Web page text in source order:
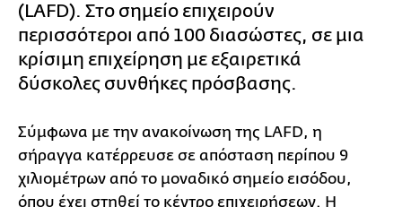
(LAFD). Στο σημείο επιχειρούν
περισσότεροι από 100 διασώστες, σε μια
κρίσιμη επιχείρηση με εξαιρετικά
δύσκολες συνθήκες πρόσβασης.
Σύμφωνα με την ανακοίνωση της LAFD, η
σήραγγα κατέρρευσε σε απόσταση περίπου 9
χιλιομέτρων από το μοναδικό σημείο εισόδου,
όπου έχει στηθεί το κέντρο επιχειρήσεων. Η